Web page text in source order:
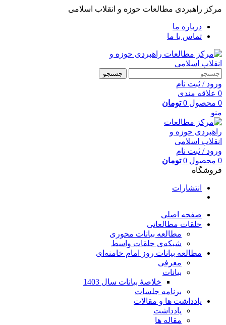
مرکز راهبردی مطالعات حوزه و انقلاب اسلامی
درباره ما
تماس با ما
جستجو
ورود / ثبت نام
0 علاقه مندی
0 محصول 0 تومان
منو
ورود / ثبت نام
0 محصول 0 تومان
فروشگاه
انتشارات
صفحه اصلی
حلقات مطالعاتی
مطالعه بیانات محوری
شبکه‌ی حلقات واسط
مطالعه بیانات روز امام خامنه‌ای
معرفی
بیانات
خلاصۀ بیانات سال 1403
برنامه جلسات
یادداشت ها و مقالات
یادداشت
مقاله ها